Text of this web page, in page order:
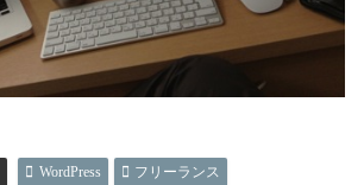
WordPress
フリーランス